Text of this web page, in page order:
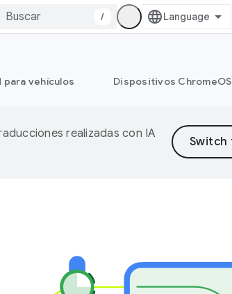
/
para vehículos Dispositivos ChromeOS
realizadas con IA